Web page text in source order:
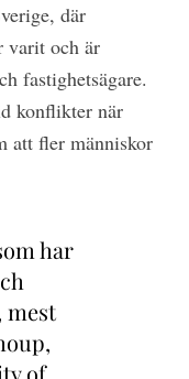
där
varit och är
fastighetsägare.
konflikter när
att fler människor
har
of